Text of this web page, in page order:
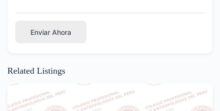
Enviar Ahora
Related Listings